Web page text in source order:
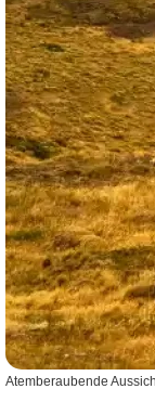
Atemberaubende